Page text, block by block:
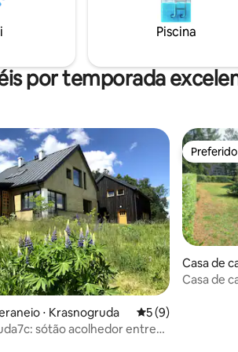
Druskininkai, onde você
o Parque Aquático e a Arena
fornecemos bicicletas,
taxa.
floresta e
oferecem
Piscina
por temporada
média de 5, 6 avaliações
⋅ Krasnogruda 5 de uma
5 (9)
sótão acolhedor entre
Casa de
Casa de